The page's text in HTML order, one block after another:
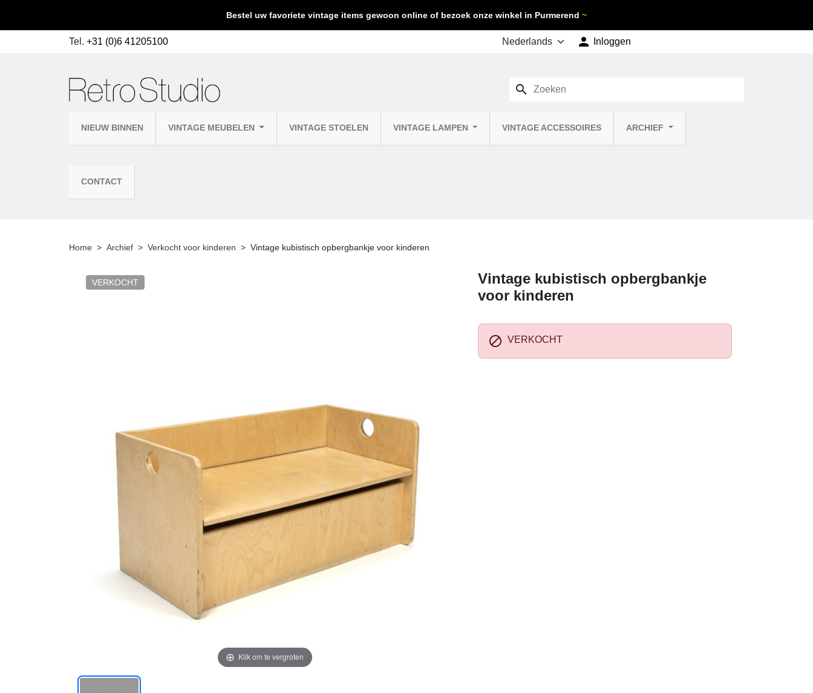
Bestel uw favoriete vintage items gewoon online of bezoek onze winkel in Purmerend ~
Tel. +31 (0)6 41205100  Inloggen
NIEUW BINNEN VINTAGE MEUBELEN VINTAGE STOELEN VINTAGE LAMPEN VINTAGE ACCESSOIRES ARCHIEF
CONTACT
search
Home Archief Verkocht voor kinderen Vintage kubistisch opbergbankje voor kinderen
VERKOCHT
Klik om te vergroten
Vintage kubistisch opbergbankje
voor kinderen
 VERKOCHT